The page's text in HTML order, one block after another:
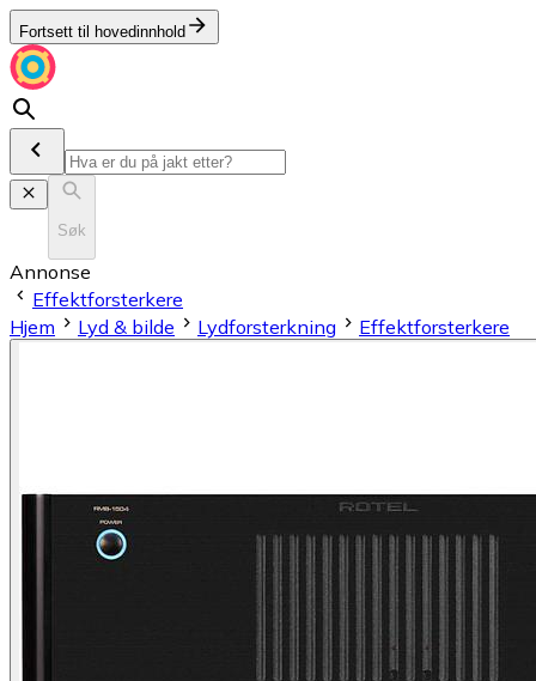
Fortsett til hovedinnhold
Søk
Annonse
Effektforsterkere
Hjem
Lyd & bilde Lydforsterkning Effektforsterkere